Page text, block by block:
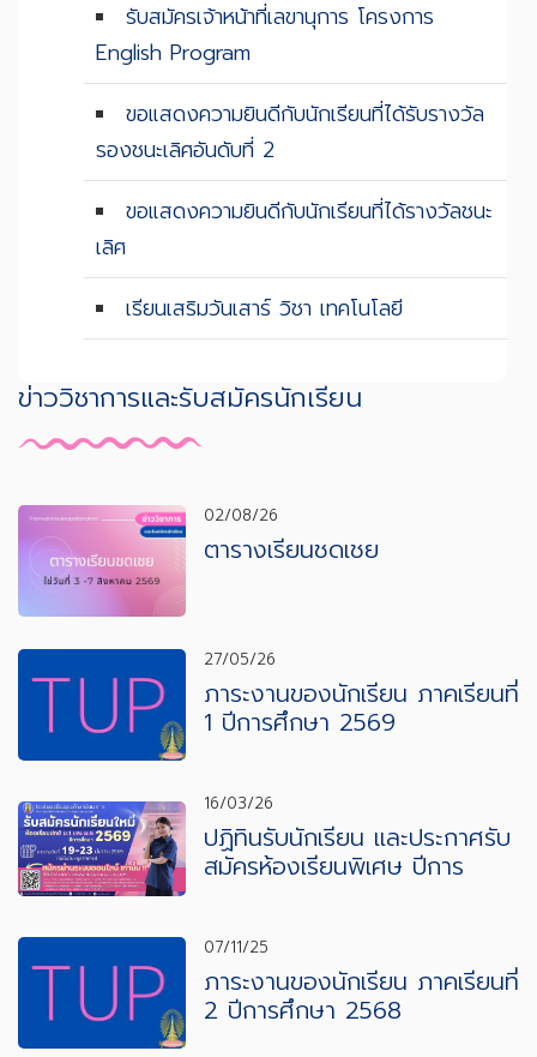
รับสมัครเจ้าหน้าที่เลขานุการ โครงการ
English Program
ขอแสดงความยินดีกับนักเรียนที่ได้รับรางวัล
รองชนะเลิศอันดับที่ 2
ขอแสดงความยินดีกับนักเรียนที่ได้รางวัลชนะ
เลิศ
เรียนเสริมวันเสาร์ วิชา เทคโนโลยี
ข่าววิชาการและรับสมัครนักเรียน
02/08/26
ตารางเรียนชดเชย
27/05/26
ภาระงานของนักเรียน ภาคเรียนที่
1 ปีการศึกษา 2569
16/03/26
ปฏิทินรับนักเรียน และประกาศรับ
สมัครห้องเรียนพิเศษ ปีการ
07/11/25
ภาระงานของนักเรียน ภาคเรียนที่
2 ปีการศึกษา 2568